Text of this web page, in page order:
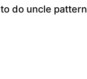
do uncle pattern